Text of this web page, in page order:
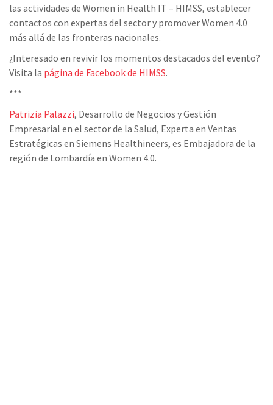
las actividades de Women in Health IT – HIMSS, establecer
contactos con expertas del sector y promover Women 4.0
más allá de las fronteras nacionales.
¿Interesado en revivir los momentos destacados del evento?
Visita la página de Facebook de HIMSS.
***
Patrizia Palazzi, Desarrollo de Negocios y Gestión
Empresarial en el sector de la Salud, Experta en Ventas
Estratégicas en Siemens Healthineers, es Embajadora de la
región de Lombardía en Women 4.0.